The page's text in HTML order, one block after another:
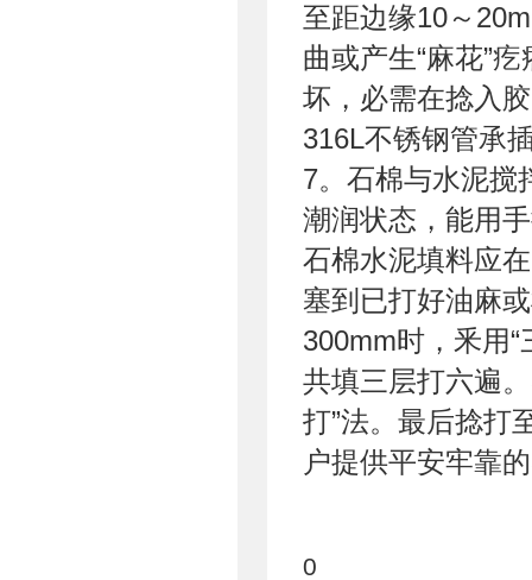
至距边缘10～
曲或产生“麻花”
坏，必需在捻入
316L不锈钢管承
7。石棉与水泥搅
潮润状态，能用
石棉水泥填料应
塞到已打好油麻
300mm时，釆用
共填三层打六遍
打”法。最后捻打
户提供平安牢靠
0